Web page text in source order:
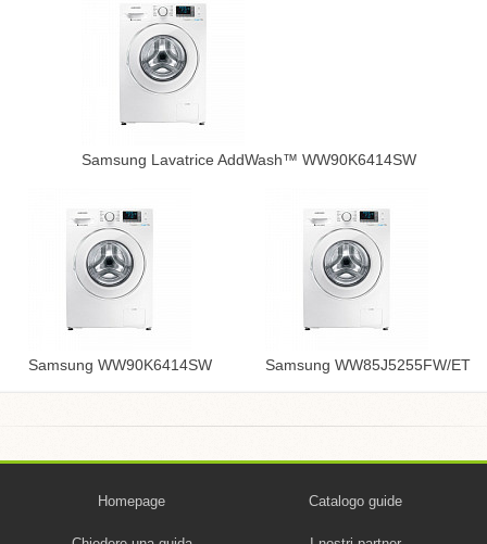
Samsung Lavatrice AddWash™ WW90K6414SW
Samsung WW90K6414SW Samsung WW85J5255FW/ET
Homepage Catalogo guide